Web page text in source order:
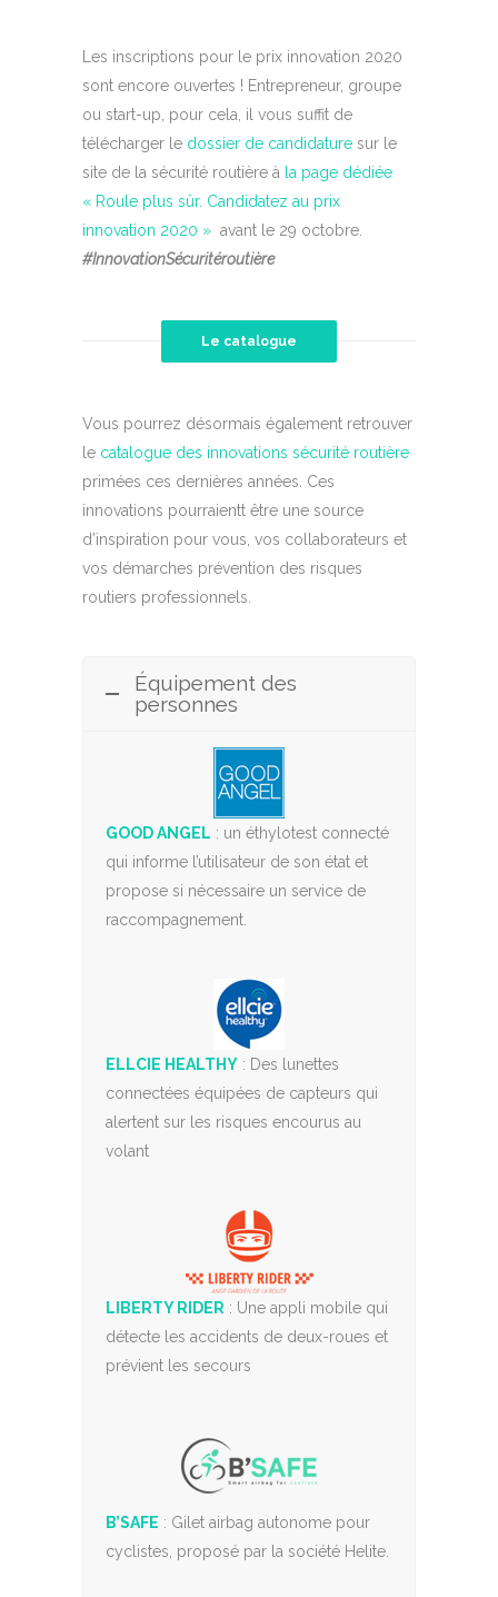
Les inscriptions pour le prix innovation 2020
sont encore ouvertes ! Entrepreneur, groupe
ou start-up, pour cela, il vous suffit de
télécharger le dossier de candidature sur le
site de la sécurité routière à la page dédiée
« Roule plus sûr. Candidatez au prix
innovation 2020 » avant le 29 octobre.
#InnovationSécuritéroutière
Le catalogue
Vous pourrez désormais également retrouver
le catalogue des innovations sécurité routière
primées ces dernières années. Ces
innovations pourraientt être une source
d’inspiration pour vous, vos collaborateurs et
vos démarches prévention des risques
routiers professionnels.
Équipement des
personnes
GOOD ANGEL : un éthylotest connecté
qui informe l’utilisateur de son état et
propose si nécessaire un service de
raccompagnement.
ELLCIE HEALTHY : Des lunettes
connectées équipées de capteurs qui
alertent sur les risques encourus au
volant
LIBERTY RIDER : Une appli mobile qui
détecte les accidents de deux-roues et
prévient les secours
B’SAFE : Gilet airbag autonome pour
cyclistes, proposé par la société Helite.